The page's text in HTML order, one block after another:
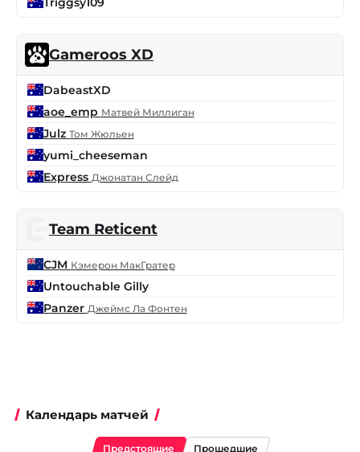
Gameroos XD
DabeastXD
aoe_emp Матвей Миллиган
Julz Том Жюльен
yumi_cheeseman
Express Джонатан Слейд
Team Reticent
CJM Кэмерон МакГратер
Untouchable Gilly
Panzer Джеймс Ла Фонтен
Календарь матчей
Предстоящие Прошедшие